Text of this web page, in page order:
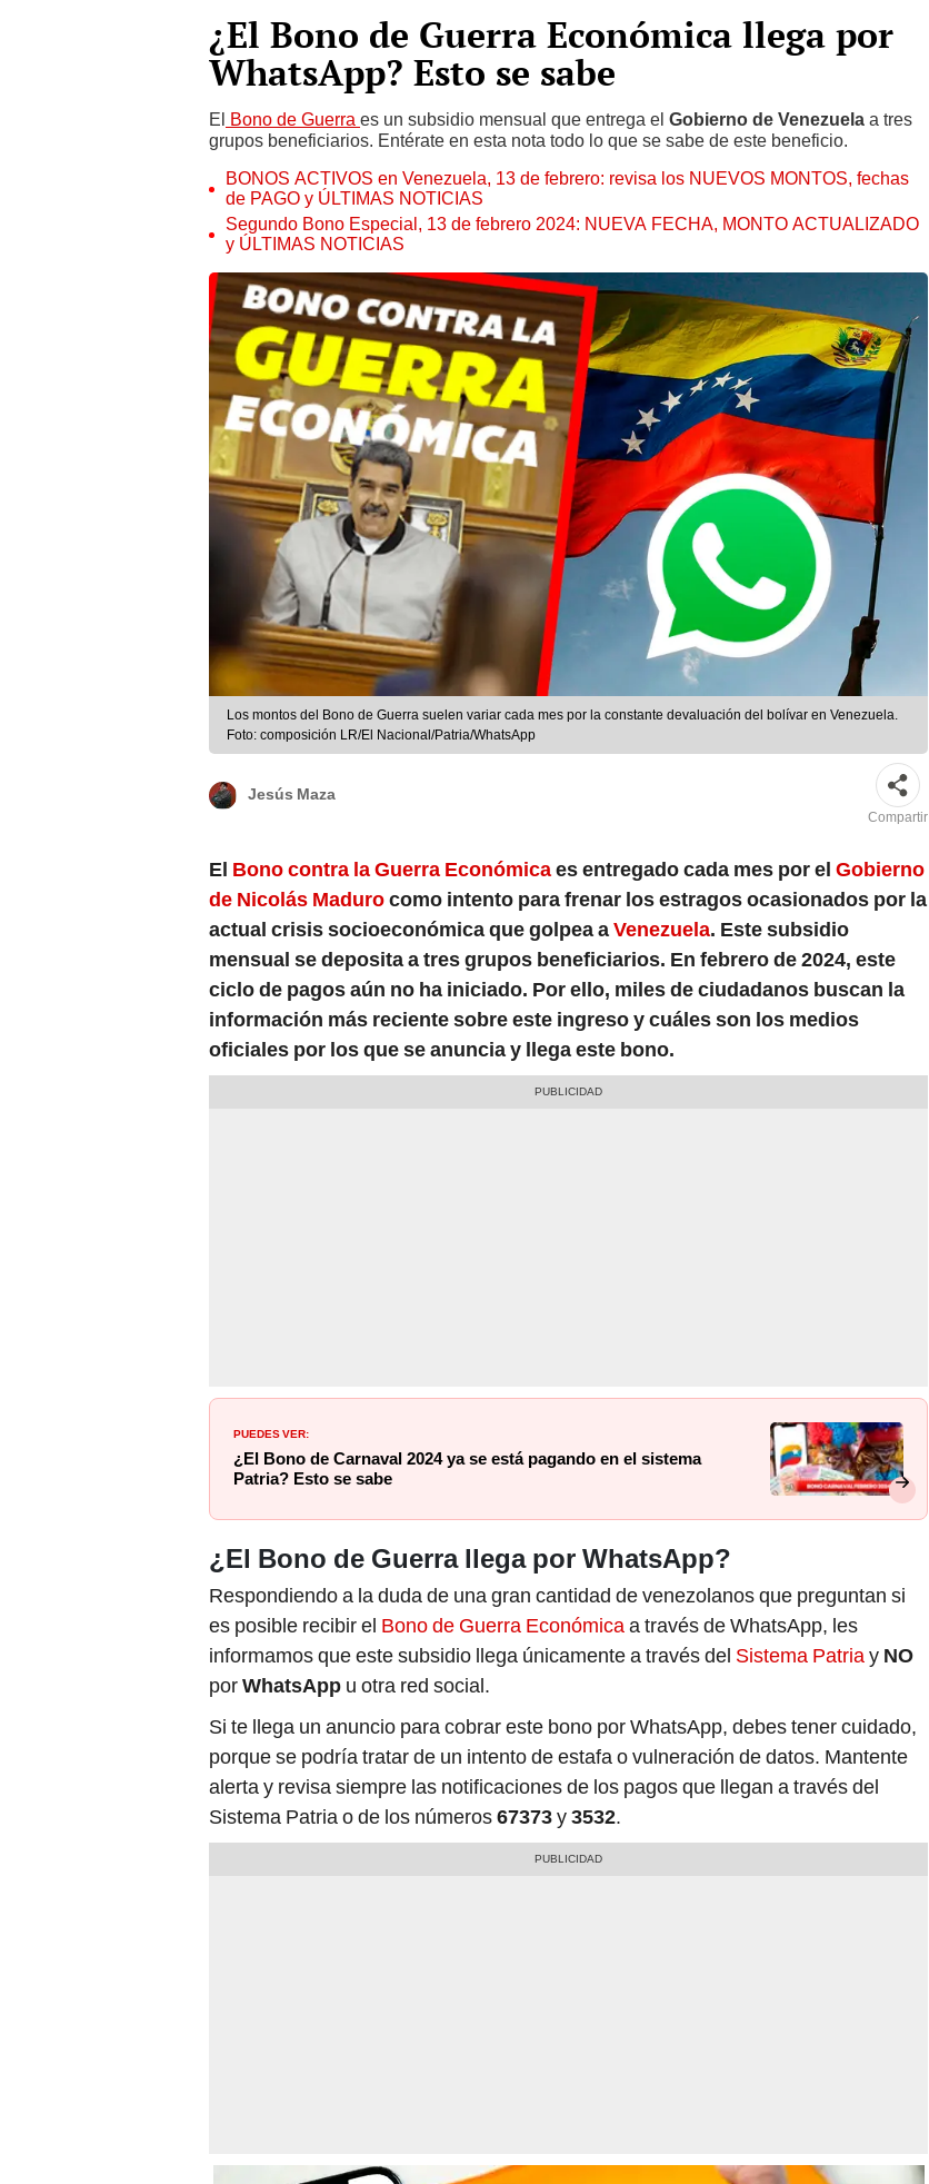
¿El Bono de Guerra Económica llega por
WhatsApp? Esto se sabe
El Bono de Guerra es un subsidio mensual que entrega el Gobierno de Venezuela a tres
grupos beneficiarios. Entérate en esta nota todo lo que se sabe de este beneficio.
BONOS ACTIVOS en Venezuela, 13 de febrero: revisa los NUEVOS MONTOS, fechas
de PAGO y ÚLTIMAS NOTICIAS
Segundo Bono Especial, 13 de febrero 2024: NUEVA FECHA, MONTO ACTUALIZADO
y ÚLTIMAS NOTICIAS
Los montos del Bono de Guerra suelen variar cada mes por la constante devaluación del bolívar en Venezuela.
Foto: composición LR/El Nacional/Patria/WhatsApp
Jesús Maza
Compartir
El Bono contra la Guerra Económicaes entregado cada mes por el Gobierno
de Nicolás Madurocomo intento para frenar los estragos ocasionados por la
actual crisis socioeconómica que golpea aVenezuela. Este subsidio
mensual se deposita a tres grupos beneficiarios. En febrero de 2024, este
ciclo de pagos aún no ha iniciado. Por ello, miles de ciudadanos buscan la
información más reciente sobre este ingreso y cuáles son los medios
oficiales por los que se anuncia y llega este bono.
PUEDES VER:
¿El Bono de Carnaval 2024 ya se está pagando en el sistema
Patria? Esto se sabe
¿El Bono de Guerra llega por WhatsApp?
Respondiendo a la duda de una gran cantidad de venezolanos que preguntan si
es posible recibir el Bono de Guerra Económicaa través de WhatsApp, les
informamos que este subsidio llega únicamente a través del Sistema Patriay NO
porWhatsApp u otra red social.
Si te llega un anuncio para cobrar este bono por WhatsApp, debes tener cuidado,
porque se podría tratar de un intento de estafa o vulneración de datos. Mantente
alerta y revisa siempre las notificaciones de los pagos que llegan a través del
Sistema Patria o de los números67373y3532.